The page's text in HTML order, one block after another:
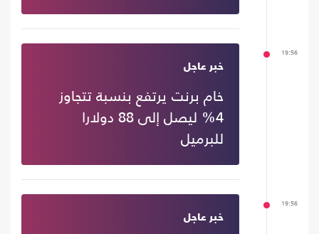
19:56
خبر عاجل
خام برنت يرتفع بنسبة تتجاوز
4% ليصل إلى 88 دولارا
للبرميل
19:56
خبر عاجل